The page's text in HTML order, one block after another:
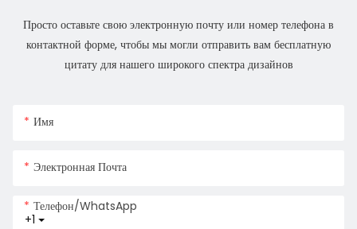
Просто оставьте свою электронную почту или номер телефона в
контактной форме, чтобы мы могли отправить вам бесплатную
цитату для нашего широкого спектра дизайнов
Имя
Электронная Почта
+1
Телефон/WhatsApp